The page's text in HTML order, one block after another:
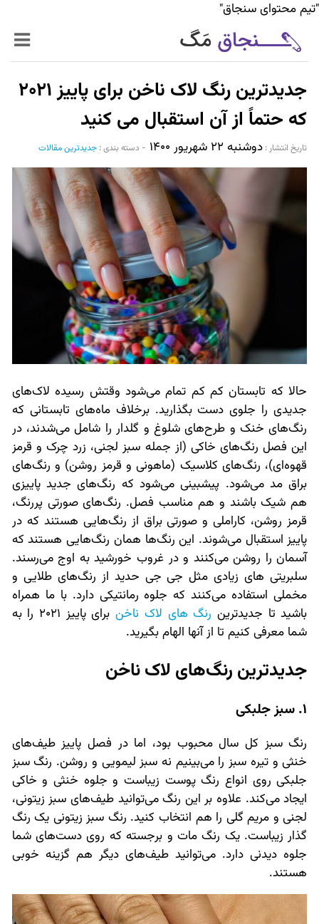
"تیم محتوای سنجاق"
زنده‌تر
حرفه‌ای‌تر
سیر تا پیاز خدمات
World Mag
بازار آنلاین سنجاق
جدیدترین رنگ لاک ناخن برای پاییز ۲۰۲۱
که حتماً از آن استقبال می کنید
تاریخ انتشار :‌ دوشنبه ۲۲ شهریور ۱۴۰۰ - دسته بندی : جدیدترین مقالات
حالا که تابستان کم کم تمام می‌شود وقتش رسیده لاک‌های
جدیدی را جلوی دست بگذارید. برخلاف ماه‌های تابستانی که
رنگ‌های خنک و طرح‌های شلوغ و گلدار را شامل می‌شدند، در
این فصل رنگ‌های خاکی (از جمله سبز لجنی، زرد چرک و قرمز
قهوه‌ای)، رنگ‌های کلاسیک (ماهونی و قرمز روشن) و رنگ‌های
براق مد می‌شود. پیشبینی می‌شود که رنگ‌های جدید پاییزی
هم شیک باشند و هم مناسب فصل. رنگ‌های صورتی پررنگ،
قرمز روشن، کاراملی و صورتی براق از رنگ‌هایی هستند که در
پاییز استقبال می‌شوند. این رنگ‌ها همان رنگ‌هایی هستند که
آسمان را روشن می‌کنند و در غروب خورشید به اوج می‌رسند.
سلبریتی های زیادی مثل جی جی حدید از رنگ‌های طلایی و
مخملی استفاده می‌کنند که جلوه رمانتیکی دارد. با ما همراه
باشید تا جدیدترین رنگ های لاک ناخن
برای پاییز 2021 را به
شما معرفی کنیم تا از آنها الهام بگیرید.
جدیدترین رنگ‌های لاک ناخن
1. سبز جلبکی
رنگ سبز کل سال محبوب بود، اما در فصل پاییز طیف‌های
خنثی و تیره سبز را می‌بینیم نه سبز لیمویی و روشن. رنگ سبز
جلبکی روی انواع رنگ پوست زیباست و جلوه خنثی و خاکی
ایجاد می‌کند. علاوه بر این رنگ می‌توانید طیف‌های سبز زیتونی،
لجنی و مریم گلی را هم انتخاب کنید. رنگ سبز زیتونی یک رنگ
گذار زیباست. یک رنگ مات و برجسته که روی دست‌های شما
جلوه دیدنی دارد. می‌توانید طیف‌های دیگر هم گزینه خوبی
هستند.